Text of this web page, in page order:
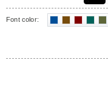
Font color: